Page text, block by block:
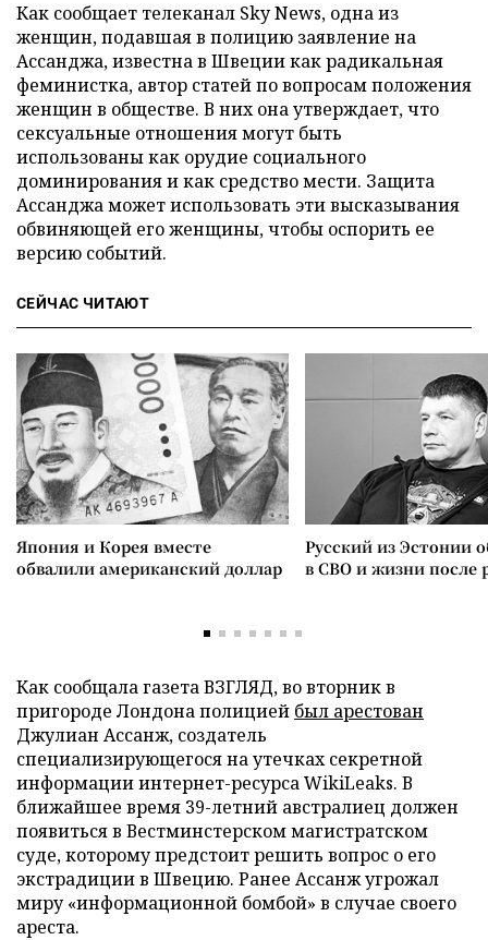
Как сообщает телеканал Sky News, одна из
женщин, подавшая в полицию заявление на
Ассанджа, известна в Швеции как радикальная
феминистка, автор статей по вопросам положения
женщин в обществе. В них она утверждает, что
сексуальные отношения могут быть
использованы как орудие социального
доминирования и как средство мести. Защита
Ассанджа может использовать эти высказывания
обвиняющей его женщины, чтобы оспорить ее
версию событий.
СЕЙЧАС ЧИТАЮТ
Япония и Корея вместе
обвалили американский доллар
Русский из Эстонии
в СВО и жизни после
Как сообщала газета ВЗГЛЯД, во вторник в
пригороде Лондона полицией был арестован
Джулиан Ассанж, создатель
специализирующегося на утечках секретной
информации интернет-ресурса WikiLeaks. В
ближайшее время 39-летний австралиец должен
появиться в Вестминстерском магистратском
суде, которому предстоит решить вопрос о его
экстрадиции в Швецию. Ранее Ассанж угрожал
миру «информационной бомбой» в случае своего
ареста.